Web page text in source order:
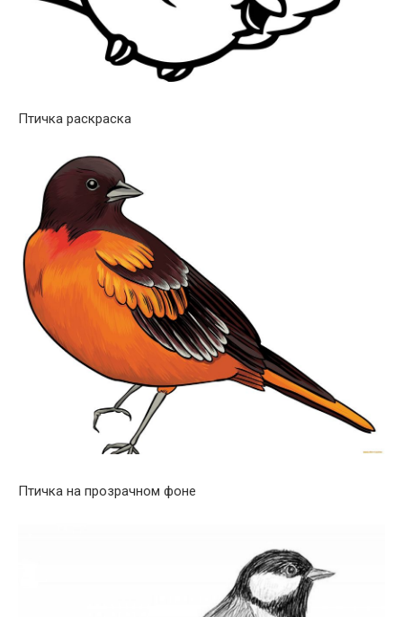
Птичка раскраска
Птичка на прозрачном фоне